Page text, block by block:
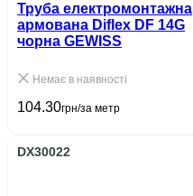
Труба електромонтажна
армована Diflex DF 14G
чорна GEWISS
Немає в наявності
104.30грн/за метр
DX30022